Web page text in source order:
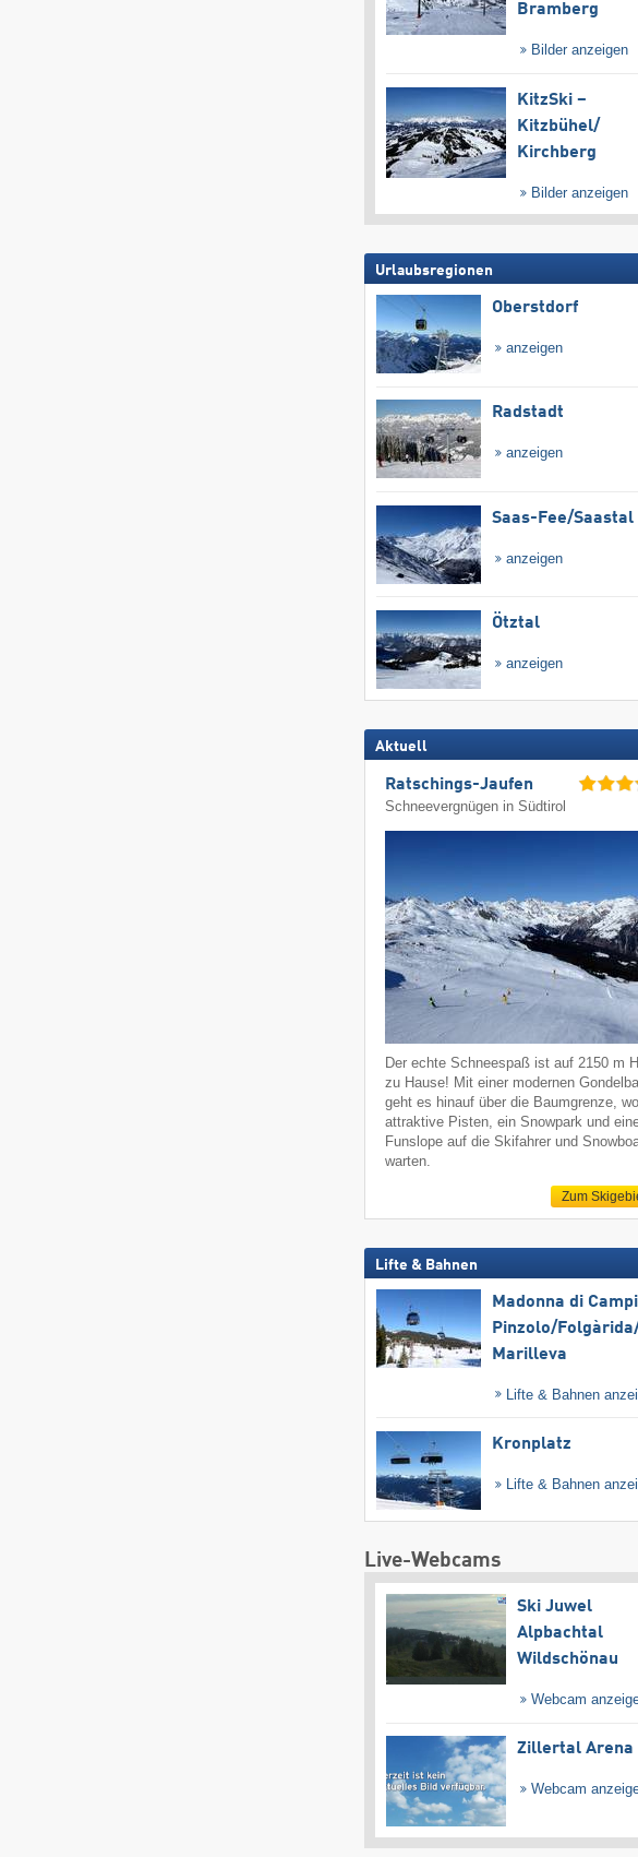
Bramberg
Bilder anzeigen
KitzSki –
Kitzbühel/​
Kirchberg
Bilder anzeigen
Urlaubsregionen
Oberstdorf
anzeigen
Radstadt
anzeigen
Saas-Fee/​Saastal
anzeigen
Ötztal
anzeigen
Aktuell
Ratschings-Jaufen
Schneevergnügen in Südtirol
Der echte Schneespaß ist auf 2150 m
zu Hause! Mit einer modernen
geht es hinauf über die Baumgrenze,
attraktive Pisten, ein Snowpark und
Funslope auf die Skifahrer und
warten.
Zum
Lifte & Bahnen
Madonna di
Pinzolo/​
Marilleva
Lifte & Bahnen
Kronplatz
Lifte & Bahnen
Live-Webcams
Ski Juwel
Alpbachtal
Wildschönau
Webcam
Zillertal Arena
Webcam